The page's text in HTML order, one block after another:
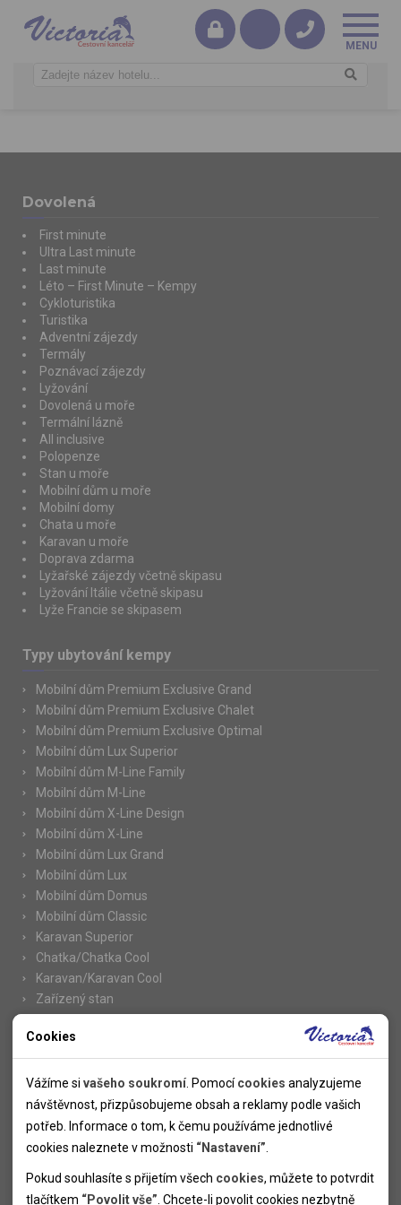
Dovolená
First minute
Ultra Last minute
Last minute
Léto – First Minute – Kempy
Cykloturistika
Turistika
Adventní zájezdy
Termály
Poznávací zájezdy
Lyžování
Dovolená u moře
Termální lázně
All inclusive
Polopenze
Stan u moře
Mobilní dům u moře
Mobilní domy
Chata u moře
Karavan u moře
Doprava zdarma
Lyžařské zájezdy včetně skipasu
Lyžování Itálie včetně skipasu
Lyže Francie se skipasem
Typy ubytování kempy
Mobilní dům Premium Exclusive Grand
Mobilní dům Premium Exclusive Chalet
Mobilní dům Premium Exclusive Optimal
Mobilní dům Lux Superior
Mobilní dům M-Line Family
Mobilní dům M-Line
Mobilní dům X-Line Design
Mobilní dům X-Line
Mobilní dům Lux Grand
Mobilní dům Lux
Mobilní dům Domus
Mobilní dům Classic
Karavan Superior
Chatka/Chatka Cool
Karavan/Karavan Cool
Zařízený stan
Informace
Novinky
Kolektivy
SUPER FIRST MINUTE
Informace k letním pobytům
Informace o letecké dopravě
Cookies
Vážíme si vašeho soukromí . Pomocícookies analyzujeme
návštěvnost, přizpůsobujeme obsah a reklamy podle vašich
potřeb. Informace o tom, k čemu používáme jednotlivé
cookies naleznete v možnosti “Nastavení”
Pokud souhlasíte s přijetím všech cookies, můžete to potvrdit
tlačítkem “Povolit vše” . Chcete-li povolit cookies nezbytně
Nutné cookies pomáhají, aby byla webová stránka použitelná
tak, že umožní základní funkce jako navigace stránky a
přístup k zabezpečeným sekcím webové stránky. Webová
stránka nemůže správně fungovat bez těchto cookies.
Analytické cookies